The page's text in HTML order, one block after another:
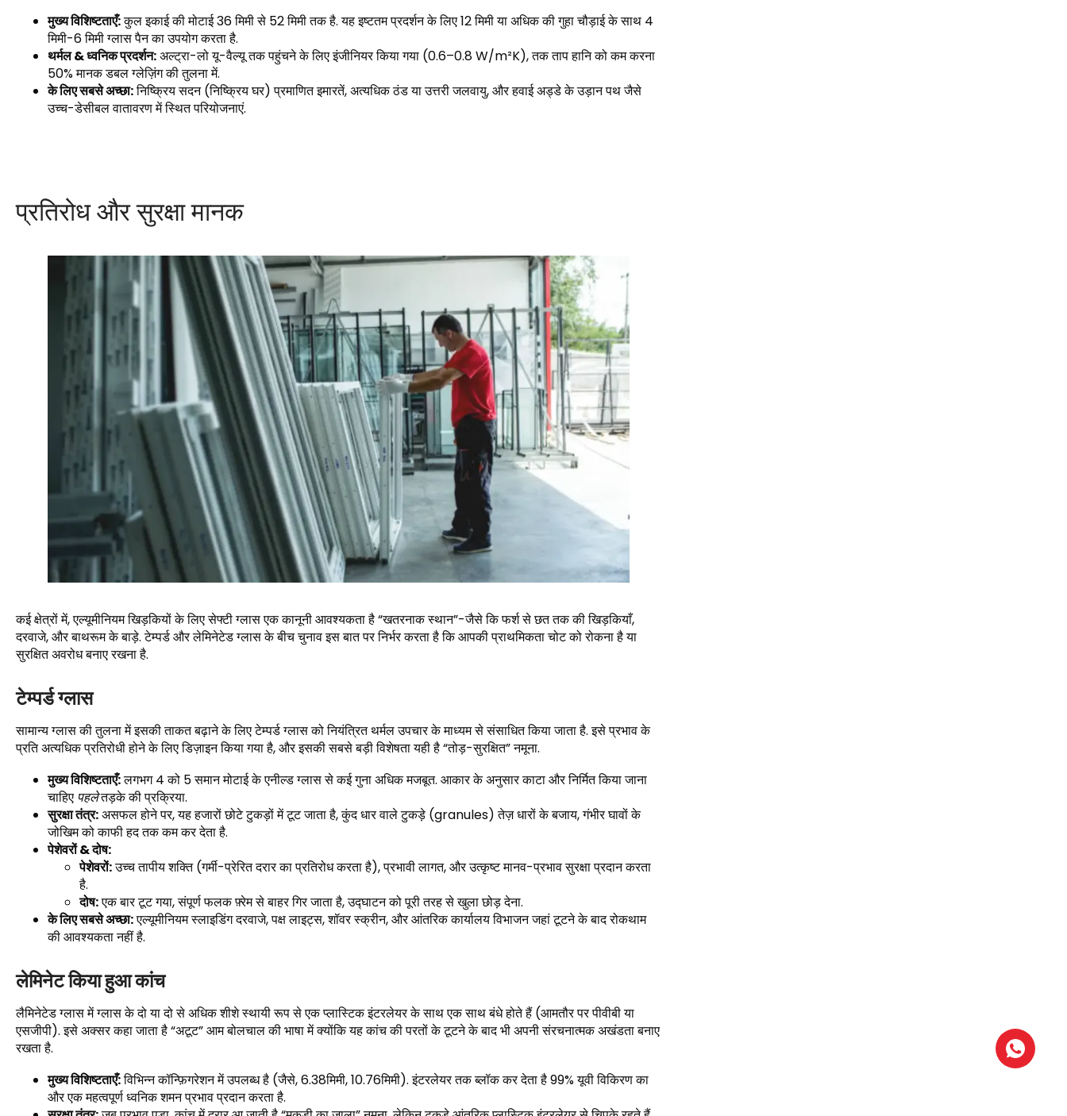
मुख्य विशिष्टताएँ:कुल इकाई की मोटाई 36 मिमी से 52 मिमी तक है. यह इष्टतम प्रदर्शन के लिए 12 मिमी या अधिक की गुहा चौड़ाई के साथ 4
मिमी-6 मिमी ग्लास पैन का उपयोग करता है.
थर्मल & ध्वनिक प्रदर्शन:अल्ट्रा-लो यू-वैल्यू तक पहुंचने के लिए इंजीनियर किया गया (0.6–0.8 W/m²K), तक ताप हानि को कम करना
50% मानक डबल ग्लेज़िंग की तुलना में.
के लिए सबसे अच्छा:निष्क्रिय सदन (निष्क्रिय घर) प्रमाणित इमारतें, अत्यधिक ठंड या उत्तरी जलवायु, और हवाई अड्डे के उड़ान पथ जैसे
उच्च-डेसीबल वातावरण में स्थित परियोजनाएं.
प्रतिरोध और सुरक्षा मानक
कई क्षेत्रों में, एल्यूमीनियम खिड़कियों के लिए सेफ्टी ग्लास एक कानूनी आवश्यकता है “खतरनाक स्थान”-जैसे कि फर्श से छत तक की खिड़कियाँ,
दरवाजे, और बाथरूम के बाड़े. टेम्पर्ड और लेमिनेटेड ग्लास के बीच चुनाव इस बात पर निर्भर करता है कि आपकी प्राथमिकता चोट को रोकना है या
सुरक्षित अवरोध बनाए रखना है.
टेम्पर्ड ग्लास
सामान्य ग्लास की तुलना में इसकी ताकत बढ़ाने के लिए टेम्पर्ड ग्लास को नियंत्रित थर्मल उपचार के माध्यम से संसाधित किया जाता है. इसे प्रभाव के
प्रति अत्यधिक प्रतिरोधी होने के लिए डिज़ाइन किया गया है, और इसकी सबसे बड़ी विशेषता यही है “तोड़-सुरक्षित” नमूना.
मुख्य विशिष्टताएँ:लगभग 4 को 5 समान मोटाई के एनील्ड ग्लास से कई गुना अधिक मजबूत. आकार के अनुसार काटा और निर्मित किया जाना
चाहिए पहलेतड़के की प्रक्रिया.
सुरक्षा तंत्र:असफल होने पर, यह हजारों छोटे टुकड़ों में टूट जाता है, कुंद धार वाले टुकड़े (granules) तेज़ धारों के बजाय, गंभीर घावों के
जोखिम को काफी हद तक कम कर देता है.
पेशेवरों & दोष:
पेशेवरों:उच्च तापीय शक्ति (गर्मी-प्रेरित दरार का प्रतिरोध करता है), प्रभावी लागत, और उत्कृष्ट मानव-प्रभाव सुरक्षा प्रदान करता
है.
दोष:एक बार टूट गया, संपूर्ण फलक फ़्रेम से बाहर गिर जाता है, उद्घाटन को पूरी तरह से खुला छोड़ देना.
के लिए सबसे अच्छा:एल्यूमीनियम स्लाइडिंग दरवाजे, पक्ष लाइट्स, शॉवर स्क्रीन, और आंतरिक कार्यालय विभाजन जहां टूटने के बाद रोकथाम
की आवश्यकता नहीं है.
लेमिनेट किया हुआ कांच
लैमिनेटेड ग्लास में ग्लास के दो या दो से अधिक शीशे स्थायी रूप से एक प्लास्टिक इंटरलेयर के साथ एक साथ बंधे होते हैं (आमतौर पर पीवीबी या
एसजीपी). इसे अक्सर कहा जाता है “अटूट” आम बोलचाल की भाषा में क्योंकि यह कांच की परतों के टूटने के बाद भी अपनी संरचनात्मक अखंडता बनाए
रखता है.
मुख्य विशिष्टताएँ:विभिन्न कॉन्फ़िगरेशन में उपलब्ध है (जैसे, 6.38मिमी, 10.76मिमी). इंटरलेयर तक ब्लॉक कर देता है 99% यूवी विकिरण का
और एक महत्वपूर्ण ध्वनिक शमन प्रभाव प्रदान करता है.